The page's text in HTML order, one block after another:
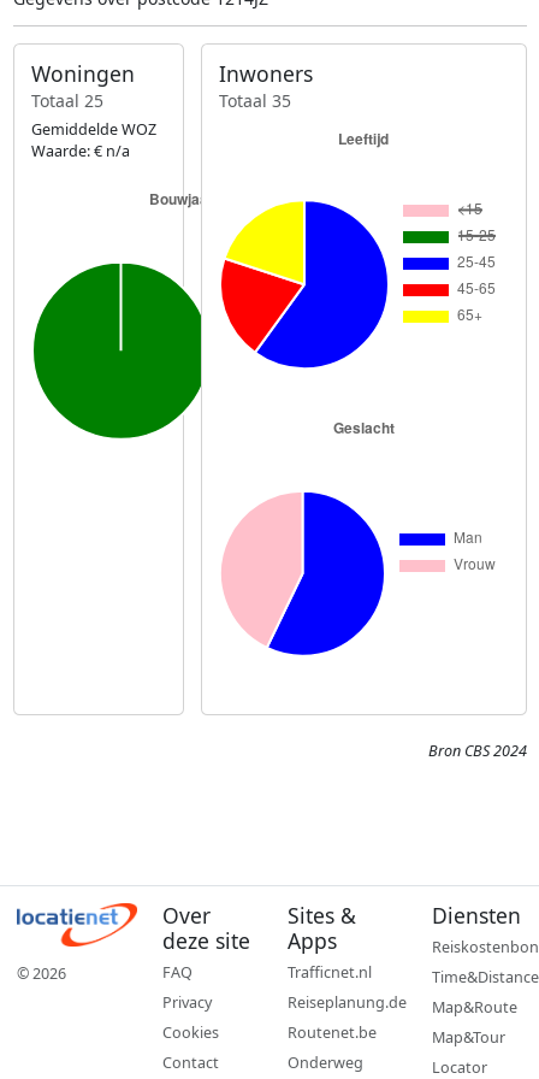
Woningen
Totaal 25
Gemiddelde WOZ
Waarde: € n/a
Inwoners
Totaal 35
Bron CBS 2024
© 2026
Over
deze site
FAQ
Privacy
Cookies
Contact
Sites &
Apps
Trafficnet.nl
Reiseplanung.de
Routenet.be
Onderweg
Diensten
Reiskostenbon
Time&Distance
Map&Route
Map&Tour
Locator